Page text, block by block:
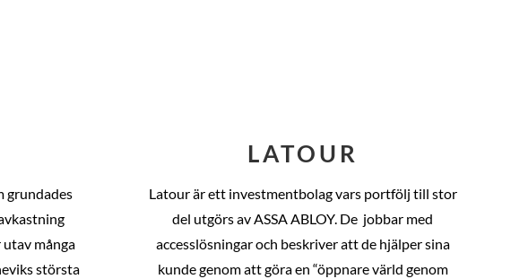
grundades
många
största
LATOUR
Latour är ett investmentbolag vars portfölj till stor
del utgörs av ASSA ABLOY. De jobbar med
accesslösningar och beskriver att de hjälper sina
kunde genom att göra en “öppnare värld genom